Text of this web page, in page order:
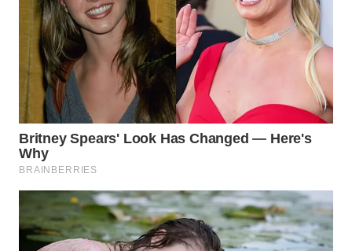
WAHANA
SPORT
WAHANA
UMKM
WAHANA
SELEB
WAHANA
PERSONA